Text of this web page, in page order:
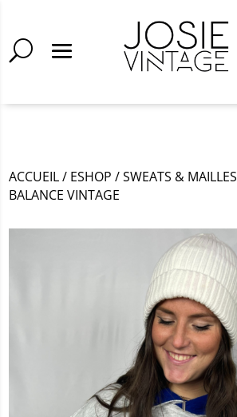
ACCUEIL/ ESHOP /SWEATS & MAILLES
BALANCE VINTAGE